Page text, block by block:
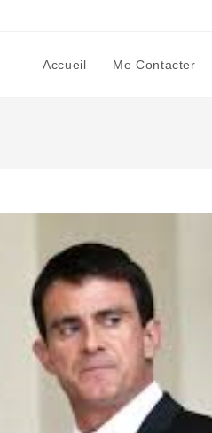
Accueil Me Contacter